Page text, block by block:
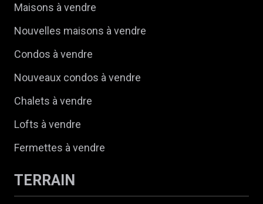
Maisons à vendre
Nouvelles maisons à vendre
Condos à vendre
Nouveaux condos à vendre
Chalets à vendre
Lofts à vendre
Fermettes à vendre
TERRAIN